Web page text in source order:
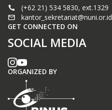
(+62 21) 534 5830, ext.1329
kantor_sekretariat@nuni.or.id
GET CONNECTED ON
SOCIAL MEDIA
ORGANIZED BY